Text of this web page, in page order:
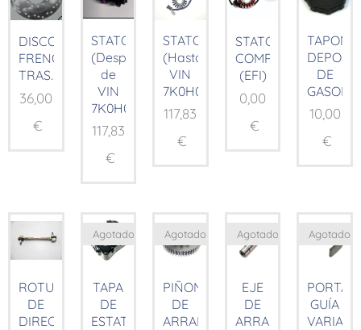
DISCO
FRENO
TRAS.
36,00
€
STATOR
(Después
de
VIN
7K0H01185)
117,83
€
STATOR
(Hasta
VIN
7K0H01185)
117,83
€
STATOR
COMP.
(EFI)
0,00
€
TAPON
DE
10,00
€
ROTULAS
DE
DIRECCION
TAPA
DE
ESTATOR
Agotado
PIÑON
DE
ARRANQUE
Agotado
EJE
DE
ARRANQUE
Agotado
PORTA
GUÍA
Agotado